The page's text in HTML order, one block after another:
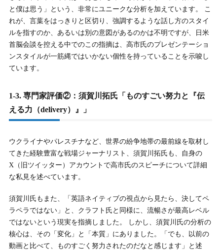
6-4. 6-4. ひろゆき氏討論会に関するネット上の二分する評価
6-5. 6-5. 評価の背景にある政治的スタンス
7. 7. まとめ：高市早苗氏の英語力に関する総合評価と今後
の展望
7-1. 7-1. 英語力の実態：「準備された実務レベル」と「戦略的
7-2. 7-2. 専門家・ネット上の評価：「流暢さ」より「伝える姿
7-3. 7-3. 総理大臣と英語力：「必須ではないが強力な武器」
と僕は思う」という、非常にユニークな分析を加えています。 こ
れが、言葉をはっきりと区切り、強調するような話し方のスタイ
ルを指すのか、あるいは別の意図があるのかは不明ですが、日米
首脳会談を控える中でのこの指摘は、高市氏のプレゼンテーショ
ンスタイルが一筋縄ではいかない個性を持っていることを示唆し
ています。
1-3. 専門家評価②：須賀川拓氏「ものすごい努力と『伝
える力（delivery）』」
ウクライナやパレスチナなど、世界の紛争地帯の最前線を取材し
てきた経験豊富な戦場ジャーナリスト、須賀川拓氏も、自身の
X（旧ツイッター）アカウントで高市氏のスピーチについて詳細
な私見を述べています。
須賀川氏もまた、「英語ネイティブの視点から見たら、決してペ
ラペラではない」と、クラフト氏と同様に、流暢さが最高レベル
ではないという現実を指摘しました。 しかし、須賀川氏の分析の
核心は、その「変化」と「本質」にありました。「でも、以前の
動画と比べて、ものすごく努力されたのだなと感じます」と述